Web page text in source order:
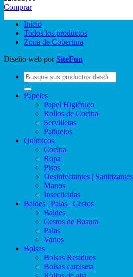
Comprar
Inicio
Todos los productos
Zona de Cobertura
Diseño web porSiteFun
Buscar
por:
Papeles
Papel Higiénico
Rollos de Cocina
Servilletas
Pañuelos
Químicos
Cocina
Ropa
Pisos
Desinfectantes | Sanitizantes
Manos
Insecticidas
Baldes | Palas | Cestos
Baldes
Cestos de Basura
Palas
Varios
Bolsas
Bolsas Residuos
Bolsas camiseta